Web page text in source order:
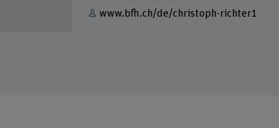
www.bfh.ch/de/christoph-richter1